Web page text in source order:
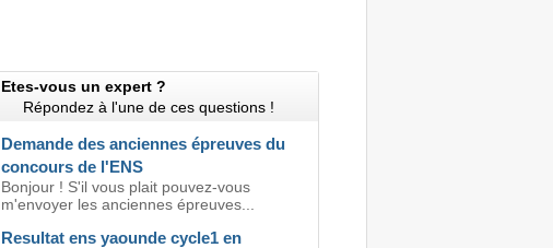
Etes-vous un expert ?
Répondez à l'une de ces questions !
Demande des anciennes épreuves du
concours de l'ENS
Bonjour ! S'il vous plait pouvez-vous
m'envoyer les anciennes épreuves...
Resultat ens yaounde cycle1 en